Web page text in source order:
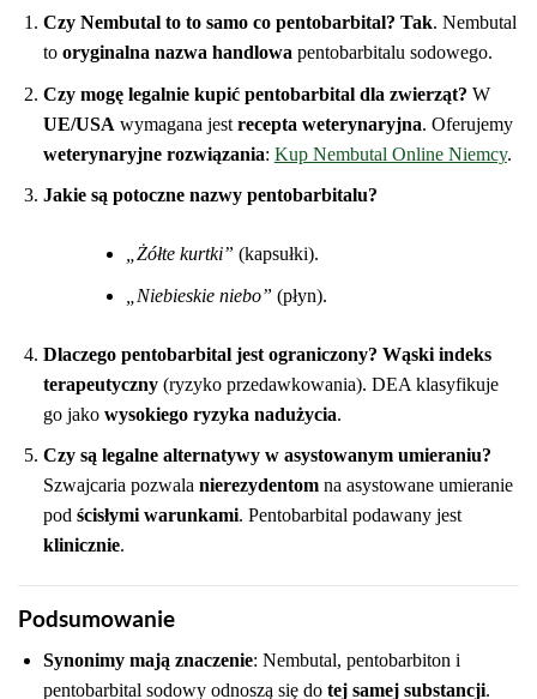
Czy Nembutal to to samo co pentobarbital? Tak. Nembutal
to oryginalna nazwa handlowa pentobarbitalu sodowego.
Czy mogę legalnie kupić pentobarbital dla zwierząt? W
UE/USA wymagana jest recepta weterynaryjna. Oferujemy
weterynaryjne rozwiązania: Kup Nembutal Online Niemcy.
Jakie są potoczne nazwy pentobarbitalu?
„Żółte kurtki” (kapsułki).
„Niebieskie niebo” (płyn).
Dlaczego pentobarbital jest ograniczony? Wąski indeks
terapeutyczny(ryzyko przedawkowania). DEA klasyfikuje
go jako wysokiego ryzyka nadużycia.
Czy są legalne alternatywy w asystowanym umieraniu?
Szwajcaria pozwala nierezydentomna asystowane umieranie
pod ścisłymi warunkami. Pentobarbital podawany jest
klinicznie.
Podsumowanie
Synonimy mają znaczenie: Nembutal, pentobarbiton i
pentobarbital sodowy odnoszą się do tej samej substancji.